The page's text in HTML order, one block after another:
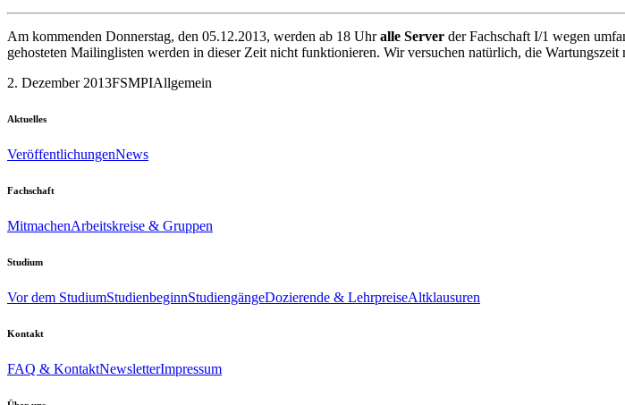
Am kommenden Donnerstag, den 05.12.2013, werden ab 18 Uhralle Server der Fachschaft I/1 wegen
gehosteten Mailinglisten werden in dieser Zeit nicht funktionieren. Wir versuchen natürlich, die
2. Dezember 2013FSMPIAllgemein
Aktuelles
VeröffentlichungenNews
Fachschaft
MitmachenArbeitskreise & Gruppen
Studium
Vor dem StudiumStudienbeginnStudiengängeDozierende & LehrpreiseAltklausuren
Kontakt
FAQ & KontaktNewsletterImpressum